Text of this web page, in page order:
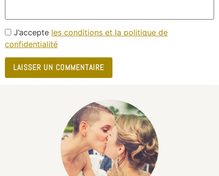
J’accepte les conditions et la politique de
confidentialité